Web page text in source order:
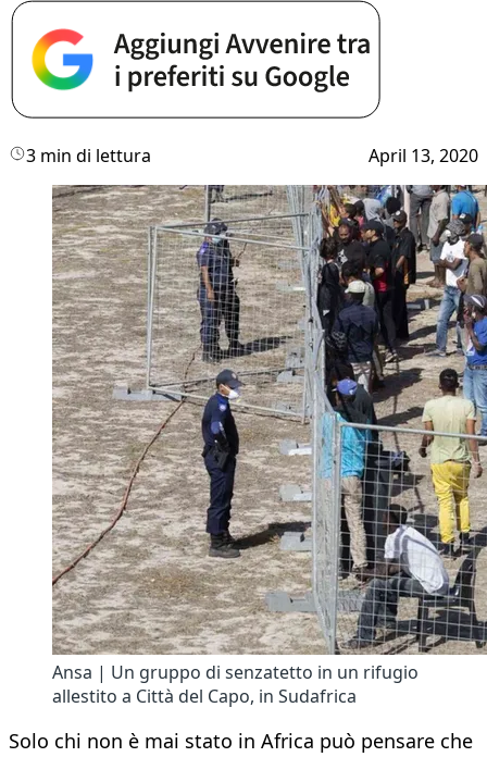
3 min di lettura April 13, 2020
Ansa | Un gruppo di senzatetto in un rifugio
allestito a Città del Capo, in Sudafrica
Solo chi non è mai stato in Africa può pensare che